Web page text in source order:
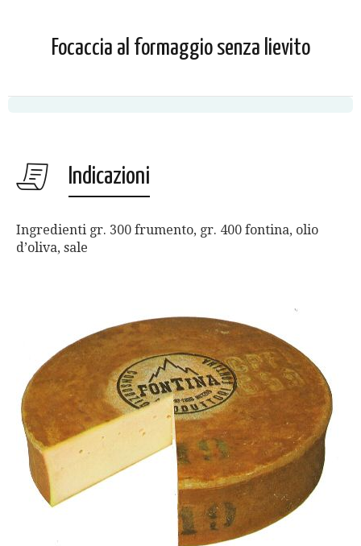
Focaccia al formaggio senza lievito
Indicazioni
Ingredienti gr. 300 frumento, gr. 400 fontina, olio
d’oliva, sale